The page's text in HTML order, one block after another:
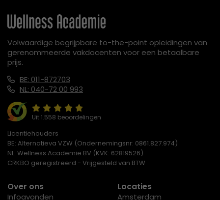
Volwaardige begrijpbare to-the-point opleidingen van
gerenommeerde vakdocenten voor een betaalbare
prijs.
BE: 011-872703
NL: 040-72 00 993
Uit 1.558 beoordelingen
Licentiehouders
BE: Alternatieva VZW (Ondernemingsnr: 0861.827.974)
NL: Wellness Academie BV (KVK: 62819526)
CRKBO geregistreerd - Vrijgesteld van BTW
Over ons
Infoavonden
Locaties
Amsterdam